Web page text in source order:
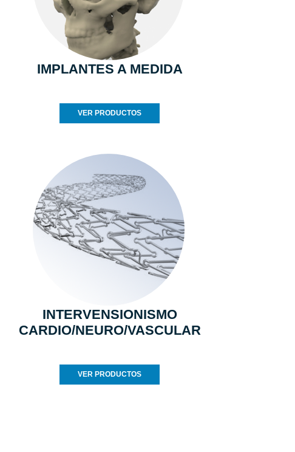
IMPLANTES A MEDIDA
VER PRODUCTOS
INTERVENSIONISMO
CARDIO/NEURO/VASCULAR
VER PRODUCTOS